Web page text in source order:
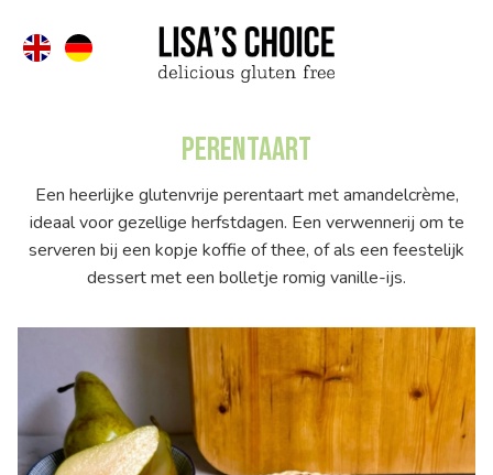
Perentaart
Een heerlijke glutenvrije perentaart met amandelcrème,
ideaal voor gezellige herfstdagen. Een verwennerij om te
serveren bij een kopje koffie of thee, of als een feestelijk
dessert met een bolletje romig vanille-ijs.